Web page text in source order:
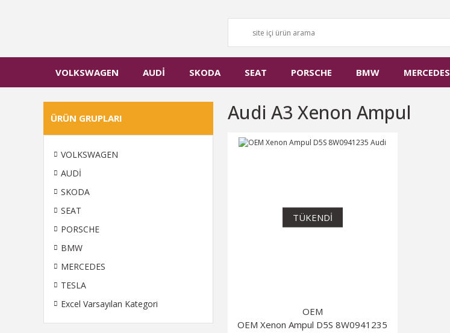
VOLKSWAGEN AUDİ SKODA SEAT PORSCHE BMW MERCEDES
ÜRÜN GRUPLARI
VOLKSWAGEN
AUDİ
SKODA
SEAT
PORSCHE
BMW
MERCEDES
TESLA
Excel Varsayılan Kategori
Audi A3 Xenon Ampul
TÜKENDİ
OEM
OEM Xenon Ampul D5S 8W0941235